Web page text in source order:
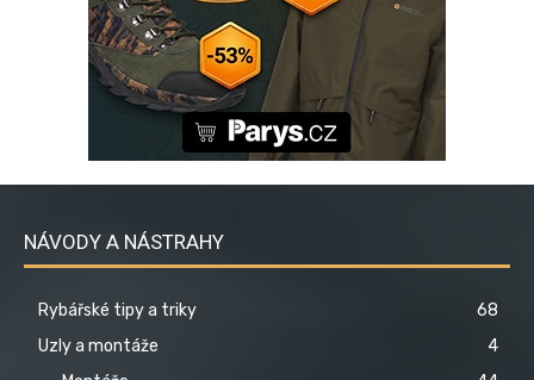
NÁVODY A NÁSTRAHY
Rybářské tipy a triky
68
Uzly a montáže
4